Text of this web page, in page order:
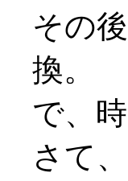
その
換。
で、
さて